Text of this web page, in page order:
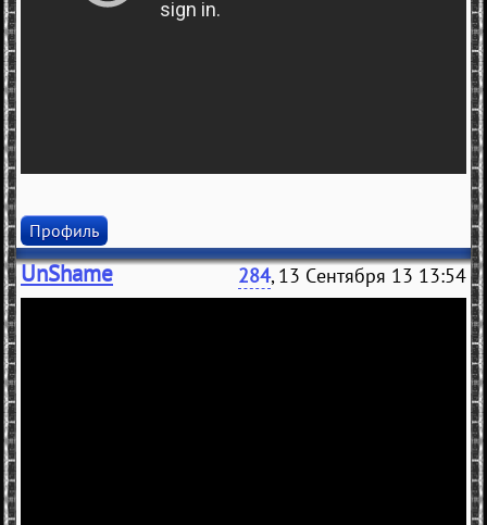
Профиль
UnShame 284, 13 Сентября 13 13:54